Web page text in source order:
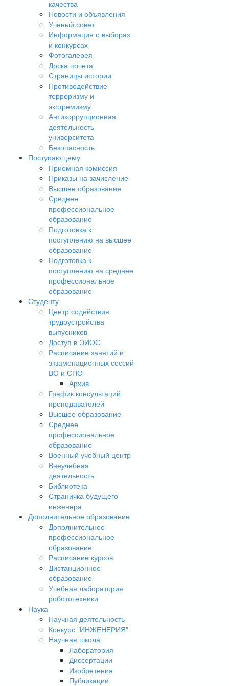
качества
Новости и объявления
Ученый совет
Информация о выборах
и конкурсах
Фотогалерея
Доска почета
Страницы истории
Противодействие
терроризму и
экстремизму
Антикоррупционная
деятельность
университета
Безопасность
Поступающему
Приемная комиссия
Приказы на зачисление
Высшее образование
Среднее
профессиональное
образование
Подготовка к
поступлению на высшее
образование
Подготовка к
поступлению на среднее
профессиональное
образование
Студенту
Центр содействия
трудоустройства
выпусников
Доступ в ЭИОС
Расписание занятий и
экзаменационных сессий
ВО и СПО
Архив
График консультаций
преподавателей
Высшее образование
Среднее
профессиональное
образование
Военный учебный центр
Внеучебная
деятельность
Библиотека
Страничка будущего
инженера
Дополнительное образование
Дополнительное
профессиональное
образование
Расписание курсов
Дистанционное
образование
Учебная лаборатория
робототехники
Наука
Научная деятельность
Конкурс "ИНЖЕНЕРИЯ"
Научная школа
Лаборатория
Диссертации
Изобретения
Публикации